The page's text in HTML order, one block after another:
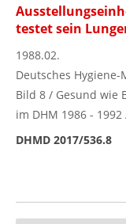
testet sein
1988.02.
Deutsches Hygiene-
Bild 8 / Gesund wie
im DHM 1986 -
DHMD 2017/536.8